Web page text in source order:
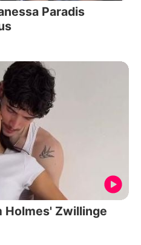
Paradis
Holmes' Zwillinge